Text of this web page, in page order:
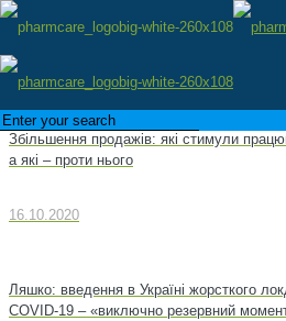
Збільшення продажів: які стимули
а які – проти нього
16.10.2020
Ляшко: введення в Україні жорсткого
COVID-19 – «виключно резервний